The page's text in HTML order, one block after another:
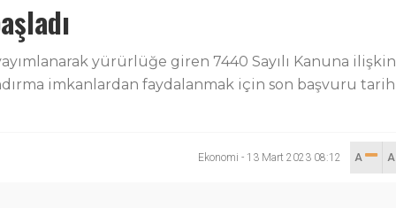
tepkisi
Marşı’nın Kabulünün 105. Yılı Mesajı
ilgili düzenleme görüşülüyor
yürürlüğe giren 7440 Sayılı Kanuna
imkanlardan faydalanmak için son başvuru tarihi
Ekonomi - 13 Mart 2023 08:12 A